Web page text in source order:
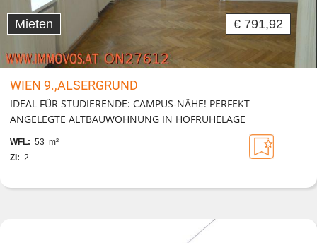
Mieten € 791,92
WIEN 9.,ALSERGRUND
IDEAL FÜR STUDIERENDE: CAMPUS-NÄHE! PERFEKT
ANGELEGTE ALTBAUWOHNUNG IN HOFRUHELAGE
WFL: 53 m²
Zi: 2